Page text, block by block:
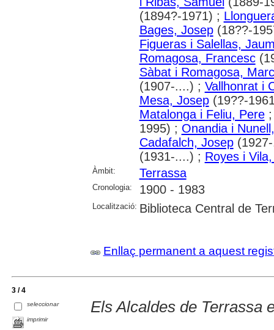
(1894?-1971) ;
Bages, Josep(18??-
Figueras i Salellas,
Romagosa, Francesc
Sàbat i Romagosa,
(1907-....) ; Vallhonrat i
Mesa, Josep(19??-
Matalonga i Feliu, Pere
1995) ; Onandia i
Cadafalch, Josep
(1931-....) ; Royes i
Àmbit: Terrassa
Cronologia: 1900 - 1983
Localització: Biblioteca Central de
Enllaç permanent a aquest
3 / 4
seleccionar
imprimir
Els Alcaldes de Terrassa